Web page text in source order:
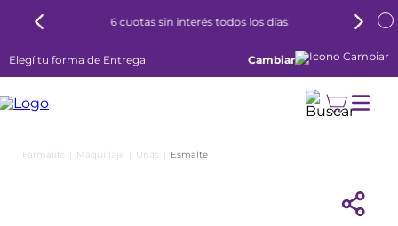
6 cuotas sin interés todos los días
Elegí tu forma de Entrega Cambiar
Maquillaje Unas Esmalte